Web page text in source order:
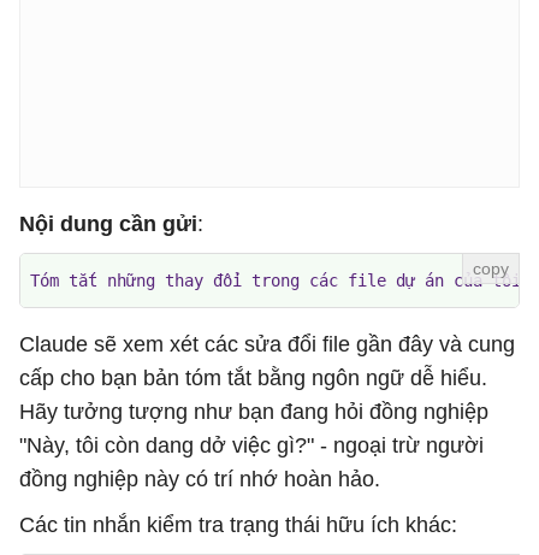
Nội dung cần gửi:
Tóm tắt những thay đổi trong các file dự án của tôi
Claude sẽ xem xét các sửa đổi file gần đây và cung
cấp cho bạn bản tóm tắt bằng ngôn ngữ dễ hiểu.
Hãy tưởng tượng như bạn đang hỏi đồng nghiệp
"Này, tôi còn dang dở việc gì?" - ngoại trừ người
đồng nghiệp này có trí nhớ hoàn hảo.
Các tin nhắn kiểm tra trạng thái hữu ích khác: